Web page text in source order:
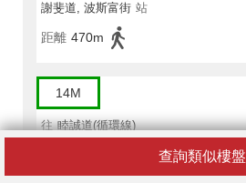
查詢類似樓盤
謝斐道, 波斯富街 站
距離 470m
14M
往 睦誠道(循環線)
蘭芳道,近利園宏利保險大廈 站